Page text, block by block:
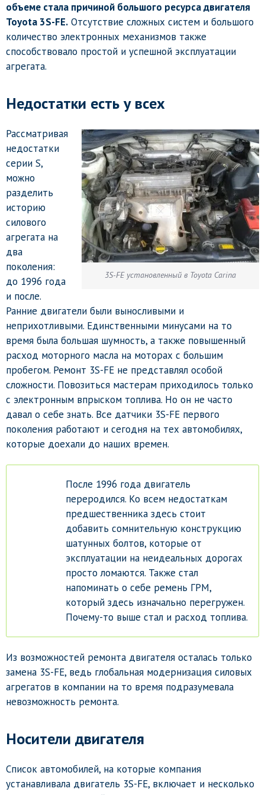
объеме стала причиной большого ресурса двигателя
Toyota 3S-FE. Отсутствие сложных систем и большого
количество электронных механизмов также
способствовало простой и успешной эксплуатации
агрегата.
Недостатки есть у всех
3S-FE установленный в Toyota Carina
Рассматривая
недостатки
серии S,
можно
разделить
историю
силового
агрегата на
два
поколения:
до 1996 года
и после.
Ранние двигатели были выносливыми и
неприхотливыми. Единственными минусами на то
время была большая шумность, а также повышенный
расход моторного масла на моторах с большим
пробегом. Ремонт 3S-FE не представлял особой
сложности. Повозиться мастерам приходилось только
с электронным впрыском топлива. Но он не часто
давал о себе знать. Все датчики 3S-FE первого
поколения работают и сегодня на тех автомобилях,
которые доехали до наших времен.
После 1996 года двигатель
переродился. Ко всем недостаткам
предшественника здесь стоит
добавить сомнительную конструкцию
шатунных болтов, которые от
эксплуатации на неидеальных дорогах
просто ломаются. Также стал
напоминать о себе ремень ГРМ,
который здесь изначально перегружен.
Почему-то выше стал и расход топлива.
Из возможностей ремонта двигателя осталась только
замена 3S-FE, ведь глобальная модернизация силовых
агрегатов в компании на то время подразумевала
невозможность ремонта.
Носители двигателя
Список автомобилей, на которые компания
устанавливала двигатель 3S-FE, включает и несколько